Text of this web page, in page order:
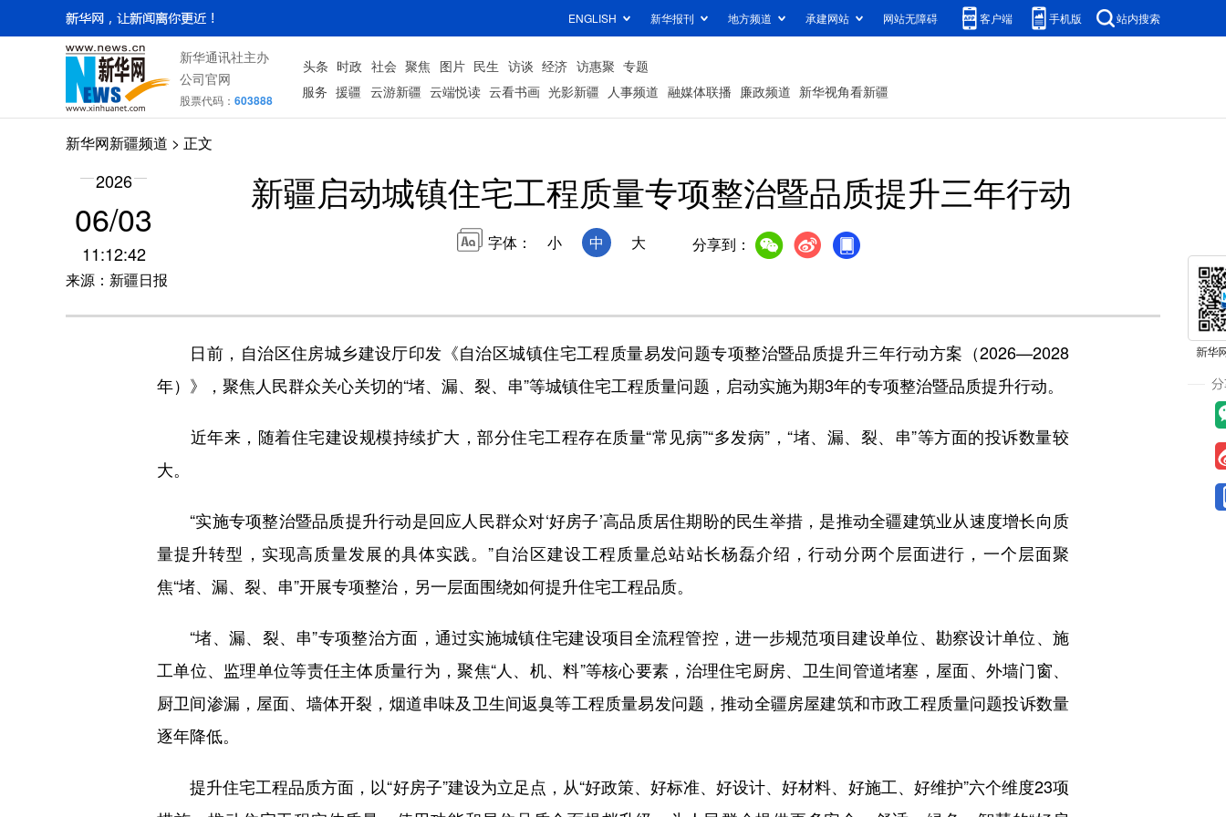
ENGLISH 新华报刊 地方频道 承建网站 网站无障碍 客户端 手机版 站内搜索
新华通讯社主办
公司官网
股票代码： 603888
头条 时政 社会 聚焦 图片 民生 访谈 经济 访惠聚 专题
服务 援疆 云游新疆 云端悦读 云看书画 光影新疆 人事频道 融媒体联播 廉政频道 新华视角看新疆
新华网新疆频道 > 正文
2026
06/03
11:12:42
来源：新疆日报
新疆启动城镇住宅工程质量专项整治暨品质提升三年行动
字体： 小 中 大 分享到：
日前，自治区住房城乡建设厅印发《自治区城镇住宅工程质量易发问题专项整治暨品质提升三年行动方案（2026—2028
年）》，聚焦人民群众关心关切的“堵、漏、裂、串”等城镇住宅工程质量问题，启动实施为期3年的专项整治暨品质提升行动。
近年来，随着住宅建设规模持续扩大，部分住宅工程存在质量“常见病”“多发病”，“堵、漏、裂、串”等方面的投诉数量较
大。
“实施专项整治暨品质提升行动是回应人民群众对‘好房子’高品质居住期盼的民生举措，是推动全疆建筑业从速度增长向质
量提升转型，实现高质量发展的具体实践。”自治区建设工程质量总站站长杨磊介绍，行动分两个层面进行，一个层面聚
焦“堵、漏、裂、串”开展专项整治，另一层面围绕如何提升住宅工程品质。
“堵、漏、裂、串”专项整治方面，通过实施城镇住宅建设项目全流程管控，进一步规范项目建设单位、勘察设计单位、施
工单位、监理单位等责任主体质量行为，聚焦“人、机、料”等核心要素，治理住宅厨房、卫生间管道堵塞，屋面、外墙门窗、
厨卫间渗漏，屋面、墙体开裂，烟道串味及卫生间返臭等工程质量易发问题，推动全疆房屋建筑和市政工程质量问题投诉数量
逐年降低。
提升住宅工程品质方面，以“好房子”建设为立足点，从“好政策、好标准、好设计、好材料、好施工、好维护”六个维度23项